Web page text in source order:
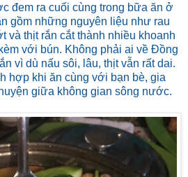
đem ra cuối cùng trong bữa ăn ở
gồm những nguyên liệu như rau
và thịt rắn cắt thành nhiều khoanh
với bún. Không phải ai về Đồng
vì dù nấu sôi, lâu, thịt vẫn rất dai.
hợp khi ăn cùng với bạn bè, gia
giữa không gian sông nước.